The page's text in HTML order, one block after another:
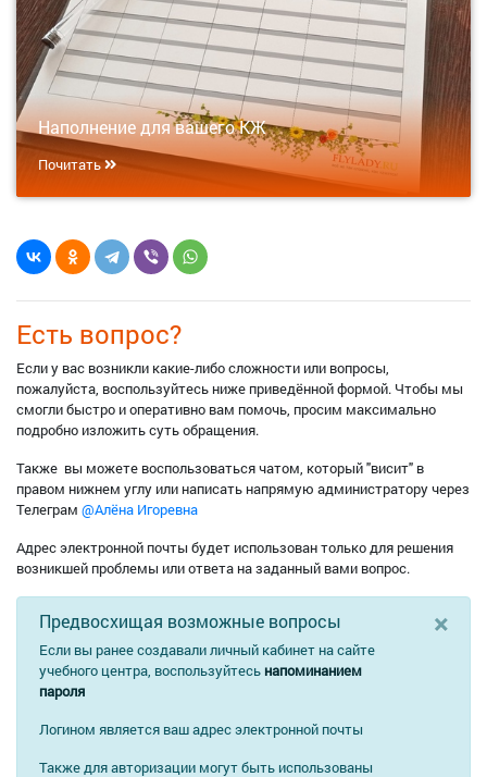
Наполнение для вашего КЖ
Почитать
Есть вопрос?
Если у вас возникли какие-либо сложности или вопросы,
пожалуйста, воспользуйтесь ниже приведённой формой. Чтобы мы
смогли быстро и оперативно вам помочь, просим максимально
подробно изложить суть обращения.
Также вы можете воспользоваться чатом, который "висит" в
правом нижнем углу или написать напрямую администратору через
Телеграм @Алёна Игоревна
Адрес электронной почты будет использован только для решения
возникшей проблемы или ответа на заданный вами вопрос.
Предвосхищая возможные вопросы
Если вы ранее создавали личный кабинет на сайте
учебного центра, воспользуйтесь напоминанием
пароля
Логином является ваш адрес электронной почты
Также для авторизации могут быть использованы
×